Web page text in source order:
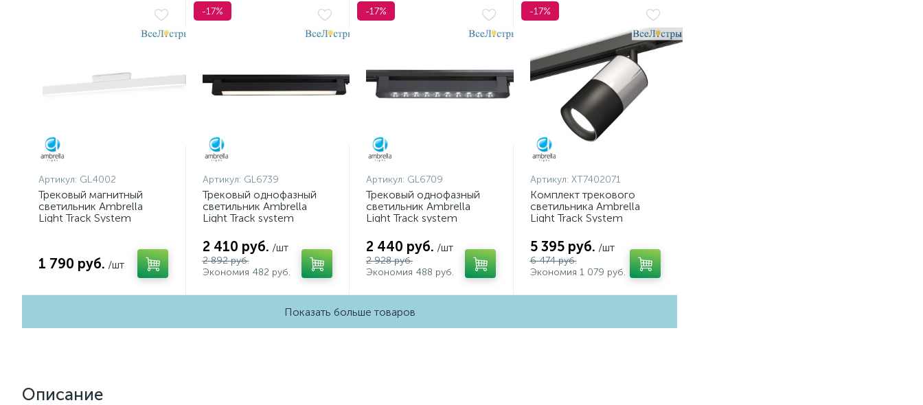
Артикул: GL4002
Трековый магнитный
светильник Ambrella
Light Track System
1 790 руб. /шт
-17%
Артикул: GL6739
Трековый однофазный
светильник Ambrella
Light Track system
2 410 руб. /шт
2 892 руб.
Экономия 482 руб.
-17%
Артикул: GL6709
Трековый однофазный
светильник Ambrella
Light Track system
2 440 руб. /шт
2 928 руб.
Экономия 488 руб.
-17%
Артикул: XT7402071
Комплект трекового
светильника Ambrella
Light Track System
A2071, C7402, N7021)
5 395 руб. /шт
6 474 руб.
Экономия 1 079 руб.
Показать больше товаров
Описание